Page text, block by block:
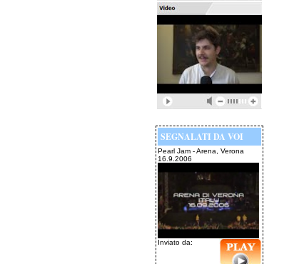
SEGNALATI DA VOI
Pearl Jam - Arena, Verona
16.9.2006
Inviato da: